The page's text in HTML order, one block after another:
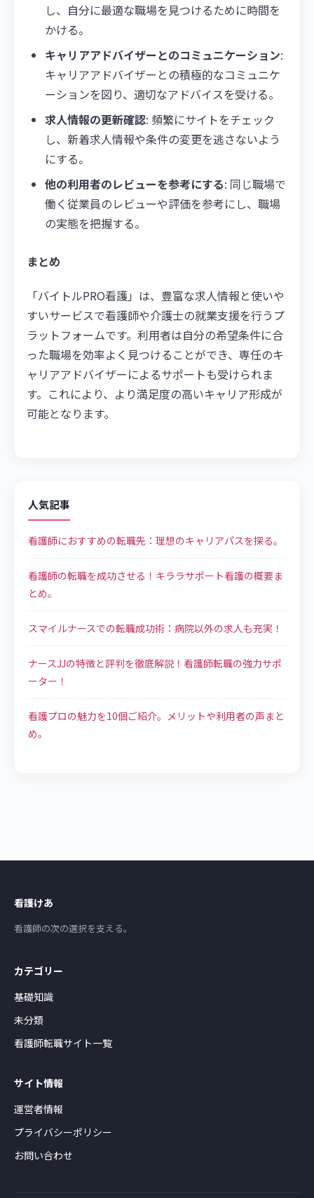
し、自分に最適な職場を見つけるために時間を
かける。
キャリアアドバイザーとのコミュニケーション:
キャリアアドバイザーとの積極的なコミュニケ
ーションを図り、適切なアドバイスを受ける。
求人情報の更新確認: 頻繁にサイトをチェック
し、新着求人情報や条件の変更を逃さないよう
にする。
他の利用者のレビューを参考にする: 同じ職場で
働く従業員のレビューや評価を参考にし、職場
の実態を把握する。
まとめ
「バイトルPRO看護」は、豊富な求人情報と使いや
すいサービスで看護師や介護士の就業支援を行うプ
ラットフォームです。利用者は自分の希望条件に合
った職場を効率よく見つけることができ、専任のキ
ャリアアドバイザーによるサポートも受けられま
す。これにより、より満足度の高いキャリア形成が
可能となります。
人気記事
看護師におすすめの転職先：理想のキャリアパスを探る。
看護師の転職を成功させる！キララサポート看護の概要ま
とめ。
スマイルナースでの転職成功術：病院以外の求人も充実！
ナースJJの特徴と評判を徹底解説！看護師転職の強力サポ
ーター！
看護プロの魅力を10個ご紹介。メリットや利用者の声まと
め。
看護けあ
看護師の次の選択を支える。
カテゴリー
基礎知識
未分類
看護師転職サイト一覧
サイト情報
運営者情報
プライバシーポリシー
お問い合わせ